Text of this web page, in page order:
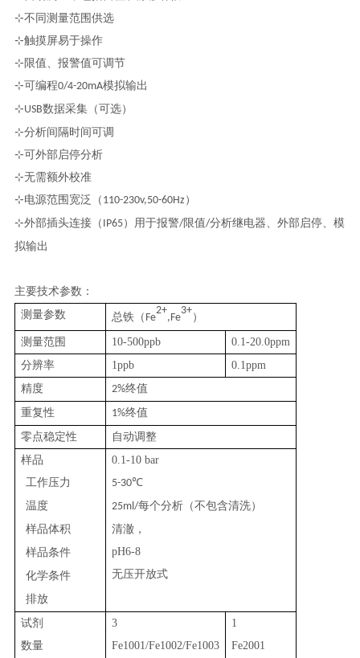
⊹不同测量范围供选
⊹触摸屏易于操作
⊹限值、报警值可调节
⊹可编程0/4-20mA模拟输出
⊹USB数据采集（可选）
⊹分析间隔时间可调
⊹可外部启停分析
⊹无需额外校准
⊹电源范围宽泛（ 110-230v,50-60Hz ）
⊹外部插头连接（ IP65）用于报警/限值/分析继电器、外部启停、模
拟输出
主要技术参数：
测量参数
总铁（ Fe
2+
,Fe
3+
）
测量范围 10-500ppb
0.1-20.0ppm
分辨率
1ppb
0.1ppm
精度
2%终值
重复性
1%终值
零点稳定性
自动调整
样品
工作压力
温度
样品体积
样品条件
化学条件
排放
0.1-10 bar
5-30℃
25ml/每个分析（不包含清洗）
清澈，
pH6-8
无压开放式
试剂
数量
3
Fe1001/Fe1002/Fe1003
1
Fe2001